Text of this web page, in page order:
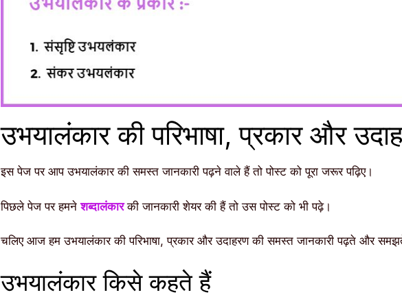
उभयालंकार की परिभाषा, प्रकार और
इस पेज पर आप उभयालंकार की समस्त जानकारी पढ़ने वाले हैं तो पोस्ट को पूरा जरूर पढ़िए।
पिछले पेज पर हमनेशब्दालंकारकी जानकारी शेयर की हैं तो उस पोस्ट को भी पढ़े।
चलिए आज हम उभयालंकार की परिभाषा, प्रकार और उदाहरण की समस्त जानकारी पढ़ते और
उभयालंकार किसे कहते हैं